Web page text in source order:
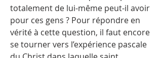
totalement de lui-même peut-il avoir
pour ces gens ? Pour répondre en
vérité à cette question, il faut encore
se tourner vers l’expérience pascale